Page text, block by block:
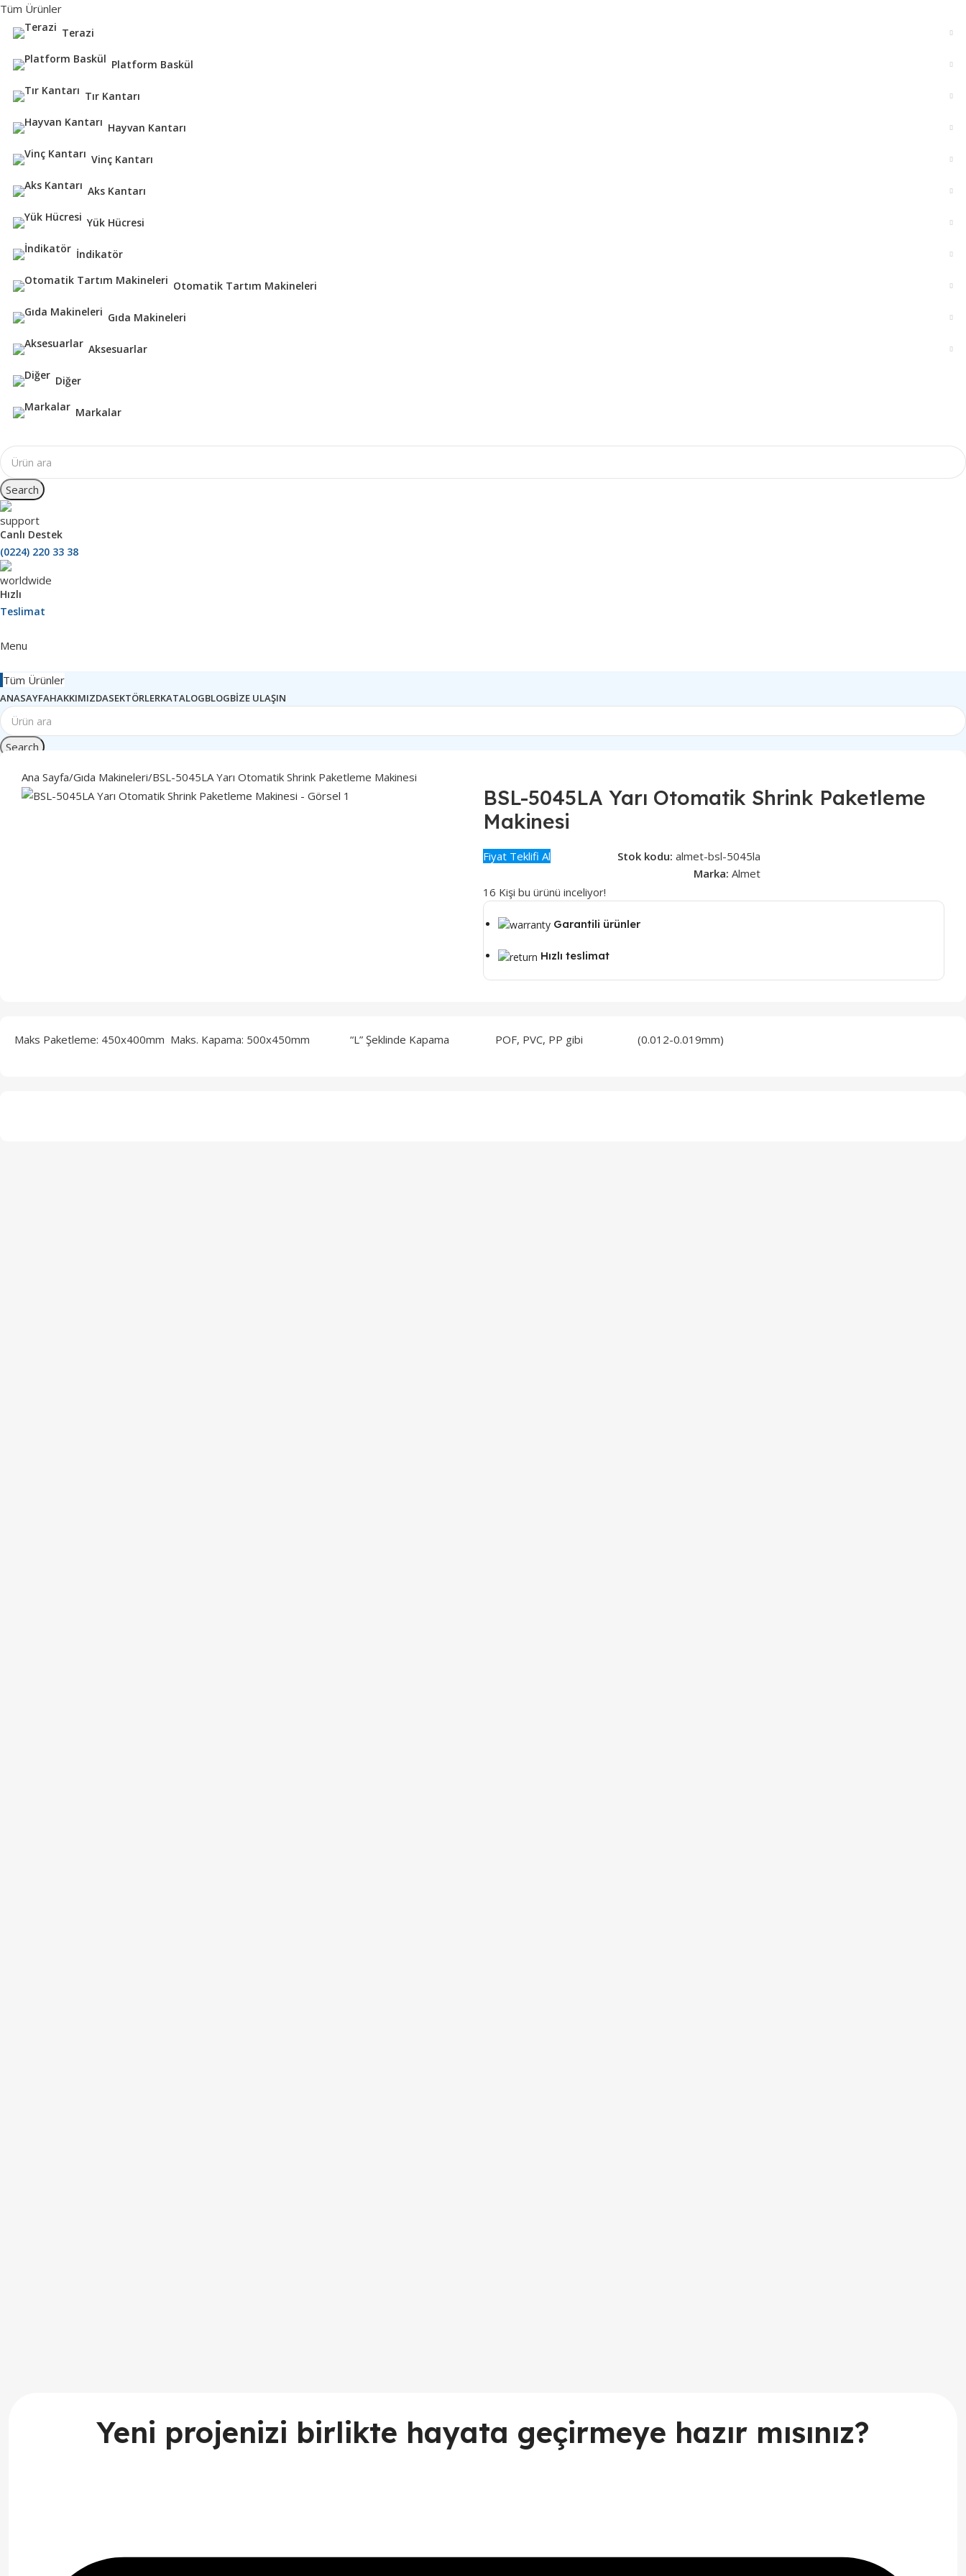
Tüm Ürünler
Terazi
Platform Baskül
Tır Kantarı
Hayvan Kantarı
Vinç Kantarı
Aks Kantarı
Yük Hücresi
İndikatör
Otomatik Tartım Makineleri
Gıda Makineleri
Aksesuarlar
Diğer
Markalar
Search
Canlı Destek
(0224) 220 33 38
Hızlı
Teslimat
Menu
Tüm Ürünler
ANASAYFAHAKKIMIZDASEKTÖRLERKATALOGBLOGBIZE ULAŞIN
Search
Ana Sayfa Gıda Makineleri BSL-5045LA Yarı Otomatik Shrink Paketleme Makinesi
BSL-5045LA Yarı Otomatik Shrink Paketleme
Makinesi
Fiyat Teklifi Al Stok kodu: almet-bsl-5045la
Marka: Almet
16 Kişi bu ürünü inceliyor!
Garantili ürünler
Hızlı teslimat
Maks Paketleme: 450x400mm Maks. Kapama: 500x450mm “L” Şeklinde Kapama POF, PVC, PP gibi (0.012-0.019mm)
Yeni projenizi birlikte hayata geçirmeye hazır mısınız?